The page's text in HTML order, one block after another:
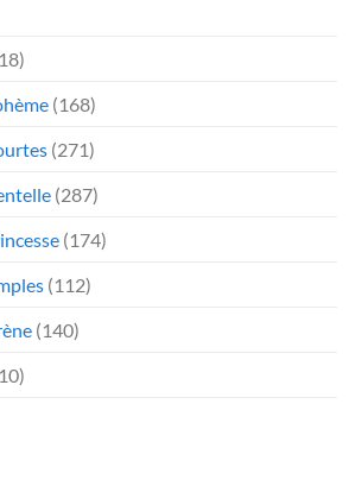
(168)
(271)
(287)
(174)
(112)
(140)